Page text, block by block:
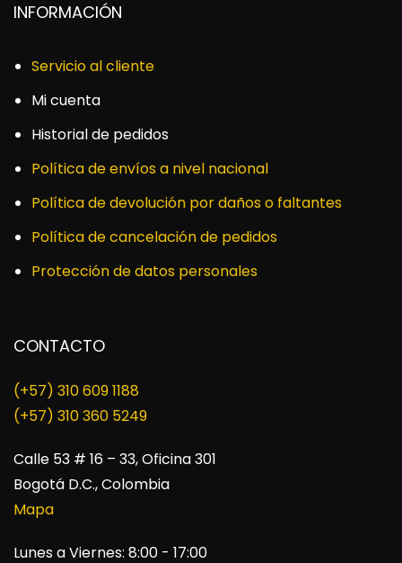
INFORMACIÓN
Servicio al cliente
Mi cuenta
Historial de pedidos
Política de envíos a nivel nacional
Política de devolución por daños o faltantes
Política de cancelación de pedidos
Protección de datos personales
CONTACTO
(+57) 310 609 1188
​(+57) 310 360 5249
Calle 53 # 16 – 33, Oficina 301
Bogotá D.C., Colombia
Mapa
Lunes a Viernes: 8:00 - 17:00